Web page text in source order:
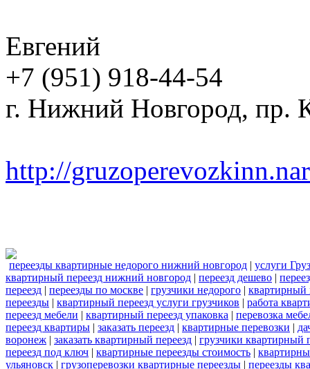
Евгений
+7 (951) 918-44-54
г. Нижний Новгород, пр.
http://
переезды квартирные недорого нижний новгород | услуги
квартирный переезд нижний новгород | переезд дешево |
переезд | переезды по москве | грузчики недорого | квартирный
переезды | квартирный переезд услуги грузчиков | работа
переезд мебели | квартирный переезд упаковка | перевозка
переезд квартиры | заказать переезд | квартирные перевозки |
воронеж | заказать квартирный переезд | грузчики квартирный
переезд под ключ | квартирные переезды стоимость |
ульяновск | грузоперевозки квартирные переезды | переезды